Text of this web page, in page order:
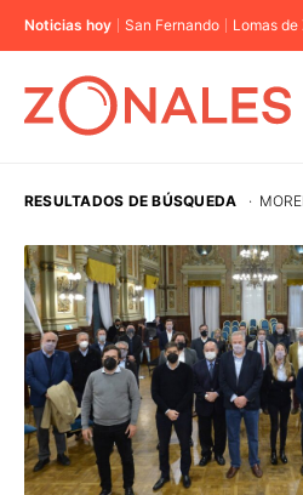
Noticias hoy San Fernando Lomas de
CABA
BUENOS AIRES
PROVINCIAS
ELECCIONES 2023
RESULTADOS DE BÚSQUEDA ·